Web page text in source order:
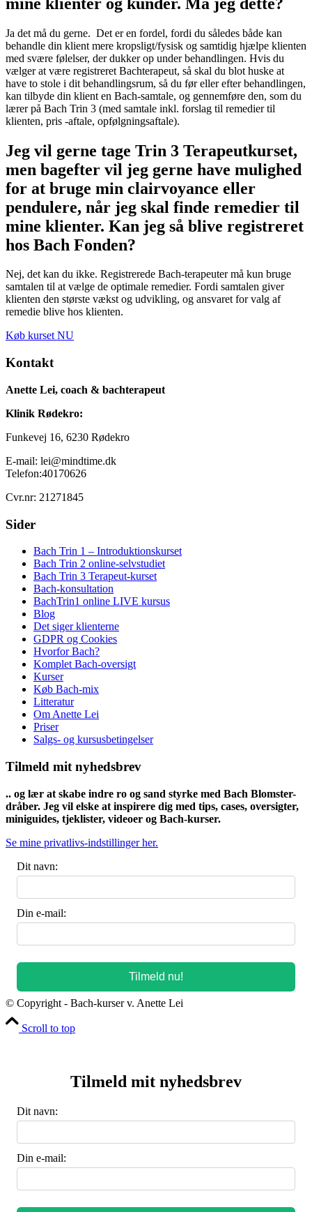
Ja det må du gerne. Det er en fordel, fordi du således både kan
behandle din klient mere kropsligt/fysisk og samtidig hjælpe klienten
med svære følelser, der dukker op under behandlingen. Hvis du
vælger at være registreret Bachterapeut, så skal du blot huske at
have to stole i dit behandlingsrum, så du før eller efter behandlingen,
kan tilbyde din klient en Bach-samtale, og gennemføre den, som du
lærer på Bach Trin 3 (med samtale inkl. forslag til remedier til
klienten, pris -aftale, opfølgningsaftale).
Jeg vil gerne tage Trin 3 Terapeutkurset,
men bagefter vil jeg gerne have mulighed
for at bruge min clairvoyance eller
pendulere, når jeg skal finde remedier til
mine klienter. Kan jeg så blive registreret
hos Bach Fonden?
Nej, det kan du ikke. Registrerede Bach-terapeuter må kun bruge
samtalen til at vælge de optimale remedier. Fordi samtalen giver
klienten den største vækst og udvikling, og ansvaret for valg af
remedie blive hos klienten.
Køb kurset NU
Kontakt
Anette Lei, coach & bachterapeut
Klinik Rødekro:
Funkevej 16, 6230 Rødekro
E-mail: lei@mindtime.dk
Telefon:40170626
Cvr.nr: 21271845
Sider
Bach Trin 1 – Introduktionskurset
Bach Trin 2 online-selvstudiet
Bach Trin 3 Terapeut-kurset
Bach-konsultation
BachTrin1 online LIVE kursus
Blog
Det siger klienterne
GDPR og Cookies
Hvorfor Bach?
Komplet Bach-oversigt
Kurser
Køb Bach-mix
Litteratur
Om Anette Lei
Priser
Salgs- og kursusbetingelser
Tilmeld mit nyhedsbrev
.. og lær at skabe indre ro og sand styrke med Bach Blomster-
dråber. Jeg vil elske at inspirere dig med tips, cases, oversigter,
miniguides, tjeklister, videoer og Bach-kurser.
Se mine privatlivs-indstillinger her.
Dit navn:
Din e-mail:
© Copyright - Bach-kurser v. Anette Lei
Scroll to top
Tilmeld mit nyhedsbrev
Dit navn:
Din e-mail: